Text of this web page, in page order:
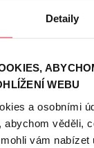
Detaily
WEBU
a osobními
abychom věděli,
vám nabízet
Zobrazeno 1-3 z